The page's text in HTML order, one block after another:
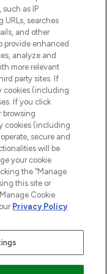
von 30€.
Personal
as IP
URLs, searches
and other
provide enhanced
analyze and
more relevant
party sites. If
cookies (including
If you click
browsing
cookies (including
secure and
will be
your cookie
the “Manage
this site or
Cookie
Privacy Policy